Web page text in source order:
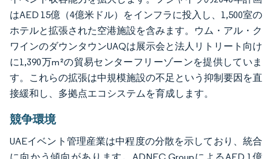
はAED 15億（4億米ドル）をインフラに投入し、1,500室の
ホテルと拡張された空港施設を含みます。ウム・アル・ク
ワインのダウンタウンUAQは展示会と法人リトリート向け
に1,390万m²の貿易センターフリーゾーンを提供していま
す。これらの拡張は中規模施設の不足という抑制要因を直
接緩和し、多拠点エコシステムを育成します。
競争環境
UAEイベント管理産業は中程度の分散を示しており、統合